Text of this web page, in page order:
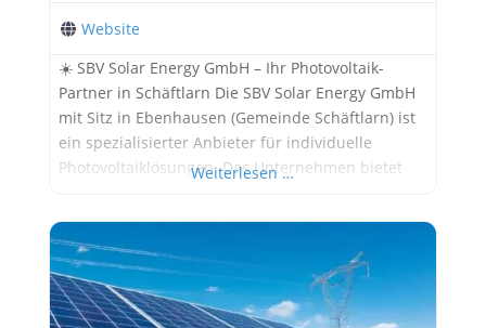
Website
☀️ SBV Solar Energy GmbH – Ihr Photovoltaik-
Partner in Schäftlarn Die SBV Solar Energy GmbH
mit Sitz in Ebenhausen (Gemeinde Schäftlarn) ist
ein spezialisierter Anbieter für individuelle
Photovoltaiklösungen. Das Unternehmen bietet
Installation bis zur Integration von Speicher- und
Elektromobilitätslösungen. Besonders
hervorzuheben ist der kundenorientierte Ansatz:
Jedes Projekt
Weiterlesen …